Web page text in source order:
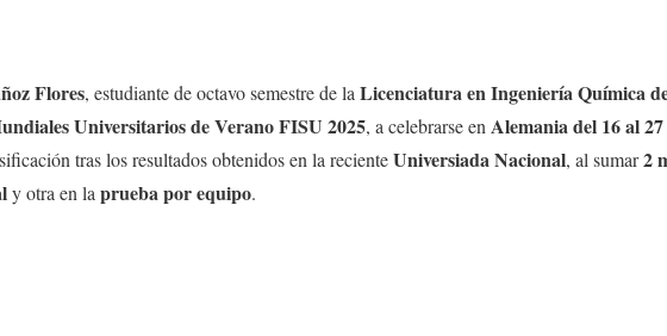
Flores, estudiante de octavo semestre de la Licenciatura en Ingeniería Química
Universitarios de Verano FISU 2025, a celebrarse en Alemania del 16 al
tras los resultados obtenidos en la recienteUniversiada Nacional, al sumar2
y otra en la prueba por equipo.